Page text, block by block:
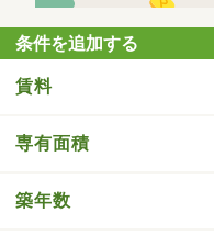
条件を追加する
賃料
専有面積
築年数